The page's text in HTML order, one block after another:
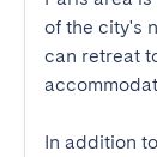
of the city's
can retreat
In addition